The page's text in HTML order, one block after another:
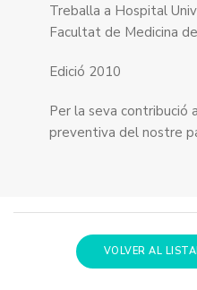
Treballa a Hospital
Facultat de Medicina
Edició 2010
Per la seva contribució
preventiva del nostre
VOLVER AL